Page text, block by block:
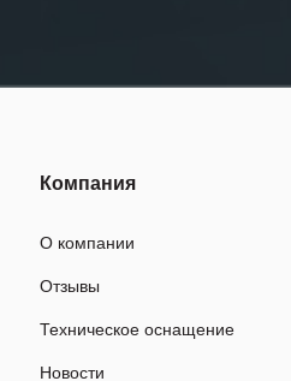
Компания
О компании
Отзывы
Техническое оснащение
Новости